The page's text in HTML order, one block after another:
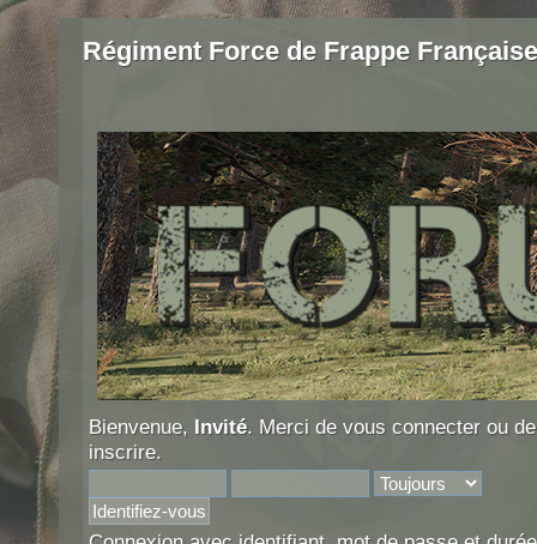
Régiment Force de Frappe Française
Bienvenue, Invité. Merci de vous connecter ou
inscrire.